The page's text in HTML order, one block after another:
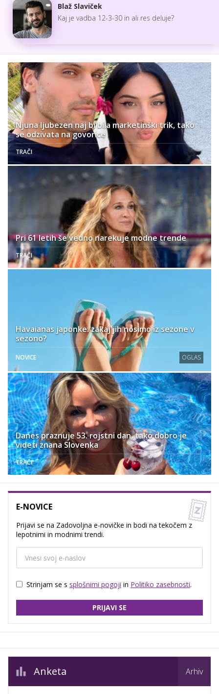
Blaž Slaviček
Kaj je vadba 12-3-30 in ali res deluje?
Njuna ljubezen naj bi bila marketinški trik, tako
se odzivata na govorice
TRAČI
Pri 61 letih še vedno narekuje modne trende
TRAČI
Havaianas japonke: zakaj jih nosimo iz sezone v
sezono?
NOVICE OGLAS
Danes praznuje 53. rojstni dan, tako dobro je
videti znana Slovenka
TRAČI
E-NOVICE
Prijavi se na Zadovoljna e-novičke in bodi na tekočem z
lepotnimi in modnimi trendi.
Strinjam se s splošnimi pogoji in Politiko zasebnosti.
PRIJAVI SE
Anketa Arhiv